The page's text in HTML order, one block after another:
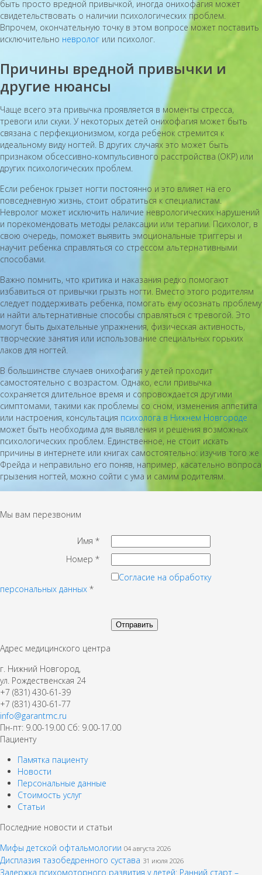
быть просто вредной привычкой, иногда онихофагия может
свидетельствовать о наличии психологических проблем.
Впрочем, окончательную точку в этом вопросе может поставить
исключительно невролог или психолог.
Причины вредной привычки и
другие нюансы
Чаще всего эта привычка проявляется в моменты стресса,
тревоги или скуки. У некоторых детей онихофагия может быть
связана с перфекционизмом, когда ребенок стремится к
идеальному виду ногтей. В других случаях это может быть
признаком обсессивно-компульсивного расстройства (ОКР) или
других психологических проблем.
Если ребенок грызет ногти постоянно и это влияет на его
повседневную жизнь, стоит обратиться к специалистам.
Невролог может исключить наличие неврологических нарушений
и порекомендовать методы релаксации или терапии. Психолог, в
свою очередь, поможет выявить эмоциональные триггеры и
научит ребенка справляться со стрессом альтернативными
способами.
Важно помнить, что критика и наказания редко помогают
избавиться от привычки грызть ногти. Вместо этого родителям
следует поддерживать ребенка, помогать ему осознать проблему
и найти альтернативные способы справляться с тревогой. Это
могут быть дыхательные упражнения, физическая активность,
творческие занятия или использование специальных горьких
лаков для ногтей.
В большинстве случаев онихофагия у детей проходит
самостоятельно с возрастом. Однако, если привычка
сохраняется длительное время и сопровождается другими
симптомами, такими как проблемы со сном, изменения аппетита
или настроения, консультация психолога в Нижнем Новгороде
может быть необходима для выявления и решения возможных
психологических проблем. Единственное, не стоит искать
причины в интернете или книгах самостоятельно: изучив того же
Фрейда и неправильно его поняв, например, касательно вопроса
грызения ногтей, можно сойти с ума и самим родителям.
Мы вам перезвоним
Имя*
Номер*
Согласие на обработку
персональных данных *
Адрес медицинского центра
г. Нижний Новгород,
ул. Рождественская 24
+7 (831) 430-61-39
+7 (831) 430-61-77
info@garantmc.ru
Пн-пт: 9.00-19.00 Сб: 9.00-17.00
Пациенту
Памятка пациенту
Новости
Персональные данные
Стоимость услуг
Статьи
Последние новости и статьи
Мифы детской офтальмологии 04 августа 2026
Дисплазия тазобедренного сустава 31 июля 2026
Задержка психомоторного развития у детей: Ранний старт –